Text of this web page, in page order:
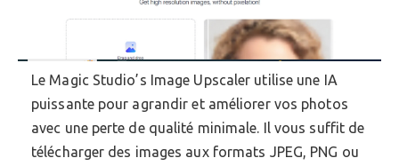
Le Magic Studio’s Image Upscaler utilise une IA
puissante pour agrandir et améliorer vos photos
avec une perte de qualité minimale. Il vous suffit de
télécharger des images aux formats JPEG, PNG ou